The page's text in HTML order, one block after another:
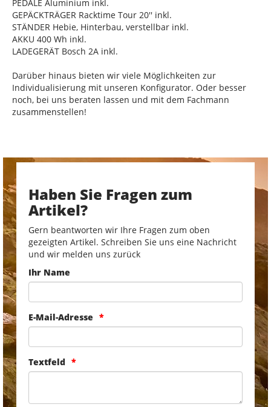
PEDALE Aluminium inkl.
GEPÄCKTRÄGER Racktime Tour 20'' inkl.
STÄNDER Hebie, Hinterbau, verstellbar inkl.
AKKU 400 Wh inkl.
LADEGERÄT Bosch 2A inkl.
Darüber hinaus bieten wir viele Möglichkeiten zur
Individualisierung mit unseren Konfigurator. Oder besser
noch, bei uns beraten lassen und mit dem Fachmann
zusammenstellen!
Haben Sie Fragen zum
Artikel?
Gern beantworten wir Ihre Fragen zum oben
gezeigten Artikel. Schreiben Sie uns eine Nachricht
und wir melden uns zurück
Ihr Name
E-Mail-Adresse
Textfeld